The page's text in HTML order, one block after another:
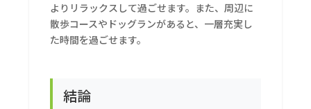
よりリラックスして過ごせます。また、周辺に
散歩コースやドッグランがあると、一層充実し
た時間を過ごせます。
結論